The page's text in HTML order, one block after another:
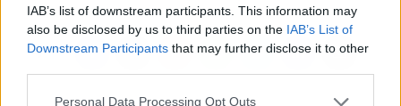
IAB’s list of downstream participants. This information may
also be disclosed by us to third parties on the IAB’s List of
Downstream Participants that may further disclose it to other
Personal Data Processing Opt Outs